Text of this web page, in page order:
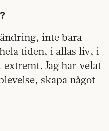
inte bara
tiden, i allas liv, i
Jag har velat
skapa något